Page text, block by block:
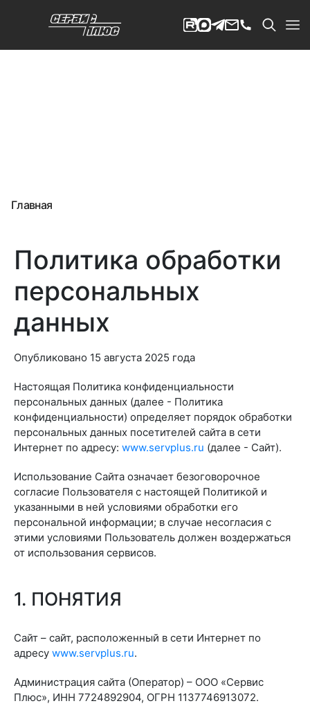
Главная
Политика обработки
персональных
данных
Опубликовано 15 августа 2025 года
Настоящая Политика конфиденциальности
персональных данных (далее - Политика
конфиденциальности) определяет порядок обработки
персональных данных посетителей сайта в сети
Интернет по адресу: www.servplus.ru (далее - Сайт).
Использование Сайта означает безоговорочное
согласие Пользователя с настоящей Политикой и
указанными в ней условиями обработки его
персональной информации; в случае несогласия с
этими условиями Пользователь должен воздержаться
от использования сервисов.
1. ПОНЯТИЯ
Сайт – сайт, расположенный в сети Интернет по
адресу www.servplus.ru.
Администрация сайта (Оператор) – ООО «Сервис
Плюс», ИНН 7724892904, ОГРН 1137746913072.